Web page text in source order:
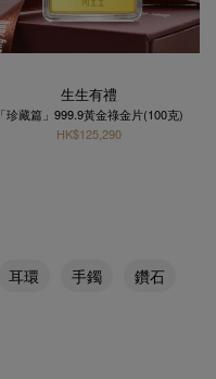
生生有禮
「珍藏篇」999.9黃金祿金片(100克)
HK$125,290
耳環 手鐲
鑽石